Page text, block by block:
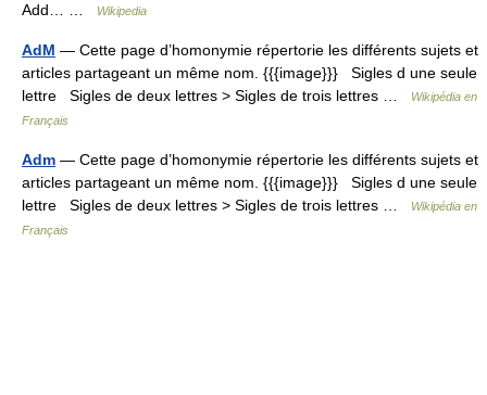
Add… …
Wikipedia
AdM — Cette page d’homonymie répertorie les différents sujets et
articles partageant un même nom. {{{image}}} Sigles d une seule
lettre Sigles de deux lettres > Sigles de trois lettres …
Wikipédia en
Français
Adm — Cette page d’homonymie répertorie les différents sujets et
articles partageant un même nom. {{{image}}} Sigles d une seule
lettre Sigles de deux lettres > Sigles de trois lettres …
Wikipédia en
Français